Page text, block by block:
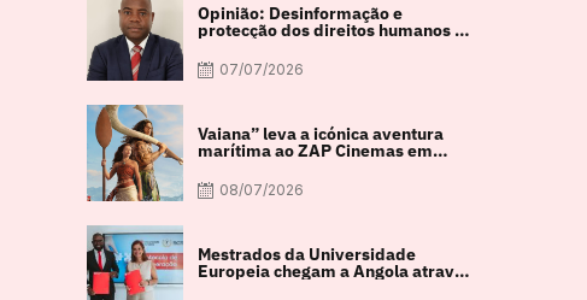
Opinião: Desinformação e
protecção dos direitos humanos na
sociedade digital em debate
07/07/2026
Vaiana” leva a icónica aventura
marítima ao ZAP Cinemas em
08/07/2026
Mestrados da Universidade
Europeia chegam a Angola através
de parceria com a FACUL